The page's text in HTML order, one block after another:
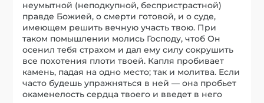
неумытной (неподкупной, беспристрастной)
правде Божией, о смерти готовой, и о суде,
имеющем решить вечную участь твою. При
таком помышлении молись Господу, чтоб Он
осенил тебя страхом и дал ему силу сокрушить
все похотения плоти твоей. Капля пробивает
камень, падая на одно место; так и молитва. Если
часто будешь упражняться в ней — она пробьет
окаменелость сердца твоего и введет в него